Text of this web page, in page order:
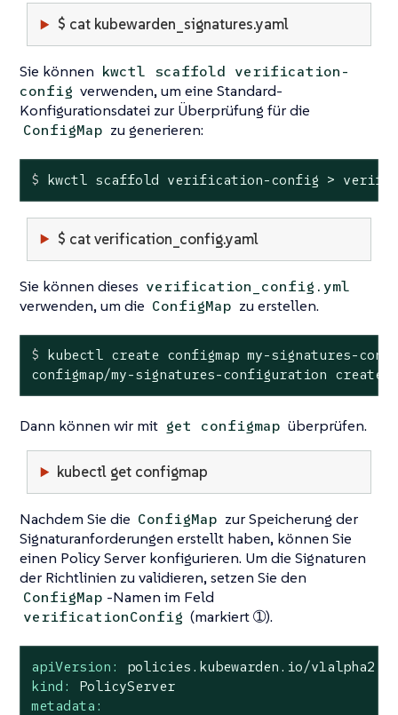
$ cat kubewarden_signatures.yaml
Sie können kwctl scaffold verification-
config verwenden, um eine Standard-
Konfigurationsdatei zur Überprüfung für die
ConfigMap zu generieren:
$ kwctl scaffold verification-config >
$ cat verification_config.yaml
Sie können dieses verification_config.yml
verwenden, um die ConfigMap zu erstellen.
$ kubectl create configmap my-signatures-
configmap/my-signatures-configuration created
Dann können wir mit get configmap überprüfen.
kubectl get configmap
Nachdem Sie die ConfigMap zur Speicherung der
Signaturanforderungen erstellt haben, können Sie
einen Policy Server konfigurieren. Um die Signaturen
der Richtlinien zu validieren, setzen Sie den
ConfigMap -Namen im Feld
verificationConfig (markiert ➀).
apiVersion:
policies.kubewarden.io/v1alpha2
kind:
PolicyServer
metadata: